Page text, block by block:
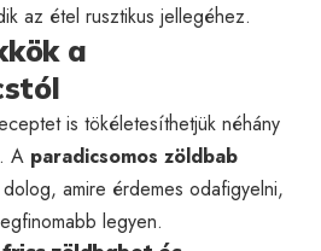
az étel rusztikus jellegéhez.
a
is tökéletesíthetjük néhány
A paradicsomos zöldbab
amire érdemes odafigyelni,
legyen.